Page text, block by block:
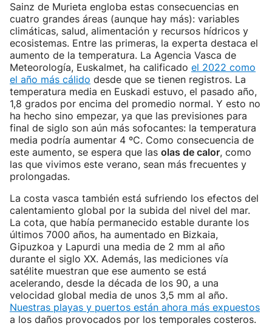
Sainz de Murieta engloba estas consecuencias en
cuatro grandes áreas (aunque hay más): variables
climáticas, salud, alimentación y recursos hídricos y
ecosistemas. Entre las primeras, la experta destaca el
aumento de la temperatura. La Agencia Vasca de
Meteorología, Euskalmet, ha calificado el 2022 como
el año más cálido desde que se tienen registros. La
temperatura media en Euskadi estuvo, el pasado año,
1,8 grados por encima del promedio normal. Y esto no
ha hecho sino empezar, ya que las previsiones para
final de siglo son aún más sofocantes: la temperatura
media podría aumentar 4 ºC. Como consecuencia de
este aumento, se espera que las olas de calor, como
las que vivimos este verano, sean más frecuentes y
prolongadas.
La costa vasca también está sufriendo los efectos del
calentamiento global por la subida del nivel del mar.
La cota, que había permanecido estable durante los
últimos 7000 años, ha aumentado en Bizkaia,
Gipuzkoa y Lapurdi una media de 2 mm al año
durante el siglo XX. Además, las mediciones vía
satélite muestran que ese aumento se está
acelerando, desde la década de los 90, a una
velocidad global media de unos 3,5 mm al año.
Nuestras playas y puertos están ahora más expuestos
a los daños provocados por los temporales costeros.